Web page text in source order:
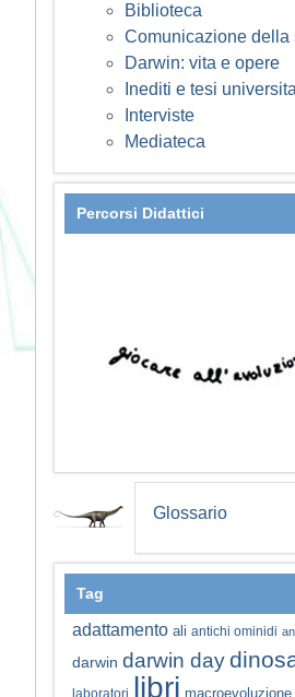
Biblioteca
Comunicazione della
Darwin: vita e opere
Inediti e tesi
Interviste
Mediateca
Percorsi Didattici
Glossario
Tag
adattamento ali antichi ominidi
darwin darwin day
laboratori libri macroevoluzione